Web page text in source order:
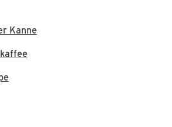
Kanne